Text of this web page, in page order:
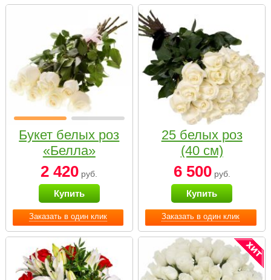
Заказать в один клик
Букет белых роз
«Белла»
2 420 руб.
Купить
Заказать в один клик
25 белых роз
(40 см)
6 500руб.
Купить